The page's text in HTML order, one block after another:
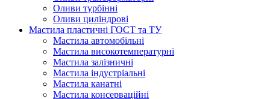
Оливи турбінні
Оливи циліндрові
Мастила пластичні ГОСТ та ТУ
Мастила автомобільні
Мастила високотемпературні
Мастила залізничні
Мастила індустріальні
Мастила канатні
Мастила консерваційні